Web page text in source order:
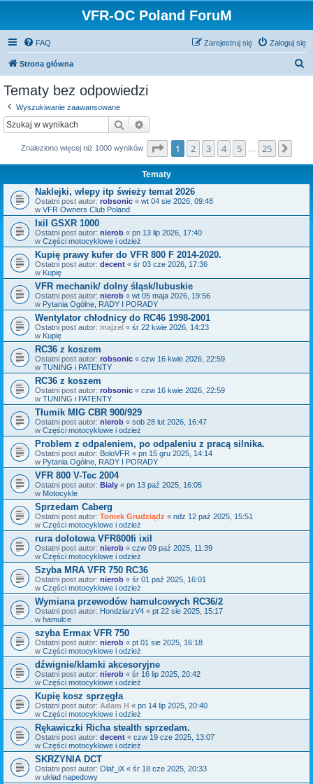
VFR-OC Poland ForuM
FAQ Zaloguj się
Zarejestruj się
Strona główna
Tematy bez odpowiedzi
Wyszukiwanie zaawansowane
Szukaj
Znaleziono więcej niż 1000 wyników Strona1 z25
1 2 3 4 5 25
Tematy
Naklejki, wlepy itp świeży temat 2026
Ostatni post autor: robsonic « wt 04 sie 2026, 09:48
w VFR Owners Club Poland
Ixil GSXR 1000
Ostatni post autor: nierob « pn 13 lip 2026, 17:40
w Części motocyklowe i odzież
Kupię prawy kufer do VFR 800 F 2014-2020.
Ostatni post autor: decent « śr 03 cze 2026, 17:36
w Kupię
VFR mechanik/ dolny śląsk/lubuskie
Ostatni post autor: nierob « wt 05 maja 2026, 19:56
w Pytania Ogólne, RADY I PORADY
Wentylator chłodnicy do RC46 1998-2001
Ostatni post autor: majzel « śr 22 kwie 2026, 14:23
w Kupię
RC36 z koszem
Ostatni post autor: robsonic « czw 16 kwie 2026, 22:59
w TUNING i PATENTY
RC36 z koszem
Ostatni post autor: robsonic « czw 16 kwie 2026, 22:59
w TUNING i PATENTY
Tłumik MIG CBR 900/929
Ostatni post autor: nierob « sob 28 lut 2026, 16:47
w Części motocyklowe i odzież
Problem z odpaleniem, po odpaleniu z pracą silnika.
Ostatni post autor: BoloVFR « pn 15 gru 2025, 14:14
w Pytania Ogólne, RADY I PORADY
VFR 800 V-Tec 2004
Ostatni post autor: Bialy « pn 13 paź 2025, 16:05
w Motocykle
Sprzedam Caberg
Ostatni post autor: Tomek Grudziądz « ndz 12 paź 2025, 15:51
w Części motocyklowe i odzież
rura dolotowa VFR800fi ixil
Ostatni post autor: nierob « czw 09 paź 2025, 11:39
w Części motocyklowe i odzież
Szyba MRA VFR 750 RC36
Ostatni post autor: nierob « śr 01 paź 2025, 16:01
w Części motocyklowe i odzież
Wymiana przewodów hamulcowych RC36/2
Ostatni post autor: HondziarzV4 « pt 22 sie 2025, 15:17
w hamulce
szyba Ermax VFR 750
Ostatni post autor: nierob « pt 01 sie 2025, 16:18
w Części motocyklowe i odzież
dźwignie/klamki akcesoryjne
Ostatni post autor: nierob « śr 16 lip 2025, 20:42
w Części motocyklowe i odzież
Kupię kosz sprzęgła
Ostatni post autor: Adam H « pn 14 lip 2025, 20:40
w Części motocyklowe i odzież
Rękawiczki Richa stealth sprzedam.
Ostatni post autor: decent « czw 19 cze 2025, 13:07
w Części motocyklowe i odzież
SKRZYNIA DCT
Ostatni post autor: Olaf_iX « śr 18 cze 2025, 20:33
w układ napedowy